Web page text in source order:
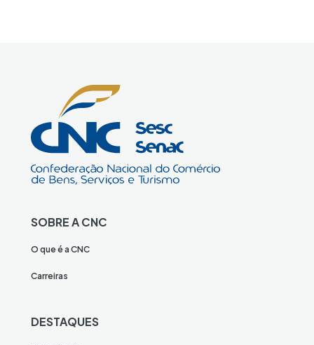
SOBRE A CNC
O que é a CNC
Carreiras
DESTAQUES